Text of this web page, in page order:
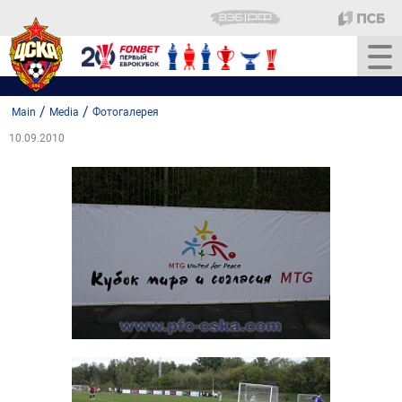
Main / Media / Фотогалерея
10.09.2010